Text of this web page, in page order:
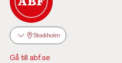
Stockholm
Gå till abf.se